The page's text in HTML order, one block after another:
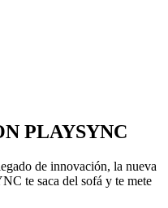
PLAYSYNC
de innovación, la nueva
te saca del sofá y te mete